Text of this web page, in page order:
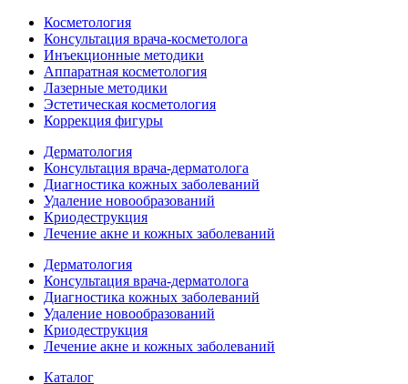
Косметология
Консультация врача-косметолога
Инъекционные методики
Аппаратная косметология
Лазерные методики
Эстетическая косметология
Коррекция фигуры
Дерматология
Консультация врача-дерматолога
Диагностика кожных заболеваний
Удаление новообразований
Криодеструкция
Лечение акне и кожных заболеваний
Дерматология
Консультация врача-дерматолога
Диагностика кожных заболеваний
Удаление новообразований
Криодеструкция
Лечение акне и кожных заболеваний
Каталог